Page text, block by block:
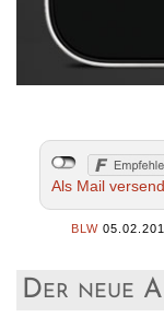
Als Mail
BLW
Der neue